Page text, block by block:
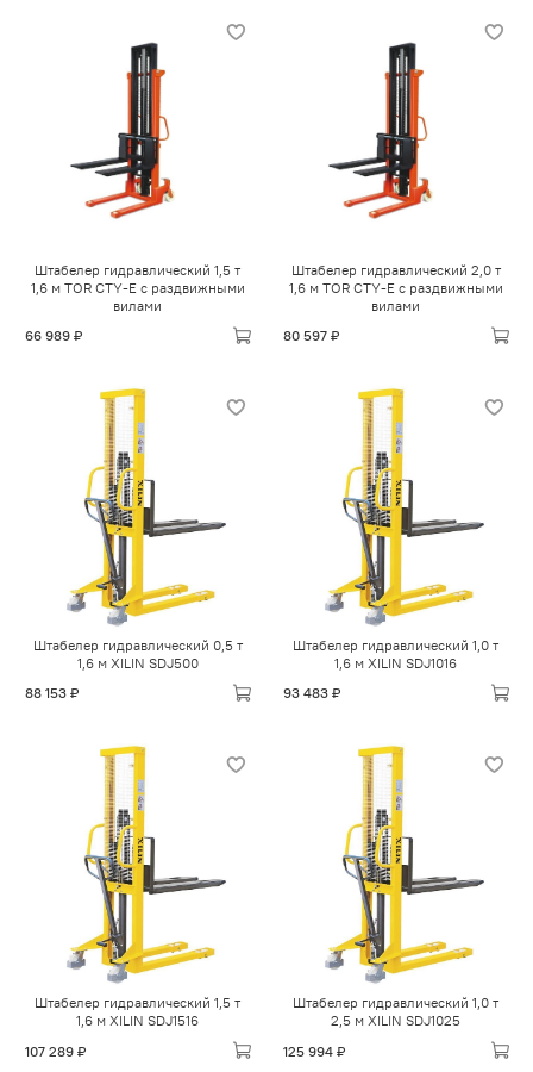
Штабелер гидравлический 1,5 т
1,6 м TOR CTY-E с раздвижными
вилами
66 989 ₽
Штабелер гидравлический 2,0 т
1,6 м TOR CTY-E с раздвижными
вилами
80 597 ₽
Штабелер гидравлический 0,5 т
1,6 м XILIN SDJ500
88 153 ₽
Штабелер гидравлический 1,0 т
1,6 м XILIN SDJ1016
93 483 ₽
Штабелер гидравлический 1,5 т
1,6 м XILIN SDJ1516
107 289 ₽
Штабелер гидравлический 1,0 т
2,5 м XILIN SDJ1025
125 994 ₽